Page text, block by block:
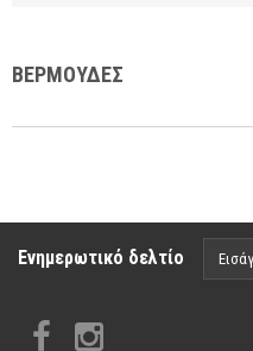
ΒΕΡΜΟΥΔΕΣ
Ενημερωτικό δελτίο